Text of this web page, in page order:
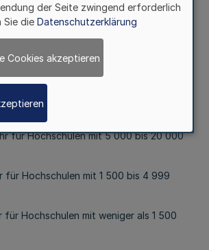
wird wie folgt neu gefasst:
(Grundpauschale) für Hochschulen
aktuell akkreditierten Studiengang
für Hochschulen mit mehr als 20 000
für Hochschulen mit 5 000 bis 20 000
für Hochschulen mit 1 500 bis 4 999
Hochschulen mit weniger als 1 500
der Seite zwingend erforderlich
Sie die Datenschutzerklärung
Cookies akzeptieren